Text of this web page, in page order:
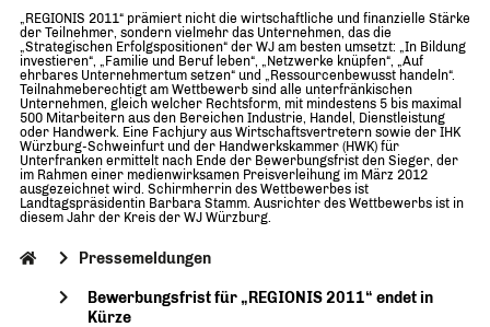
Forum „Junge Wirtschaft“ – Mitgliedermagazin
UNSER NETZWERK
Mitglieder
Senatoren
INFORMATIONEN
Ziele
Imagefilm
Merchandising-Klamotten
„REGIONIS 2011“ prämiert nicht die wirtschaftliche und finanzielle Stärke
der Teilnehmer, sondern vielmehr das Unternehmen, das die
„Strategischen Erfolgspositionen“ der WJ am besten umsetzt: „In Bildung
investieren“, „Familie und Beruf leben“, „Netzwerke knüpfen“, „Auf
ehrbares Unternehmertum setzen“ und „Ressourcenbewusst handeln“.
Teilnahmeberechtigt am Wettbewerb sind alle unterfränkischen
Unternehmen, gleich welcher Rechtsform, mit mindestens 5 bis maximal
500 Mitarbeitern aus den Bereichen Industrie, Handel, Dienstleistung
oder Handwerk. Eine Fachjury aus Wirtschaftsvertretern sowie der IHK
Würzburg-Schweinfurt und der Handwerkskammer (HWK) für
Unterfranken ermittelt nach Ende der Bewerbungsfrist den Sieger, der
im Rahmen einer medienwirksamen Preisverleihung im März 2012
ausgezeichnet wird. Schirmherrin des Wettbewerbes ist
Landtagspräsidentin Barbara Stamm. Ausrichter des Wettbewerbs ist in
diesem Jahr der Kreis der WJ Würzburg.
Pressemeldungen
Bewerbungsfrist für „REGIONIS 2011“ endet in
Kürze